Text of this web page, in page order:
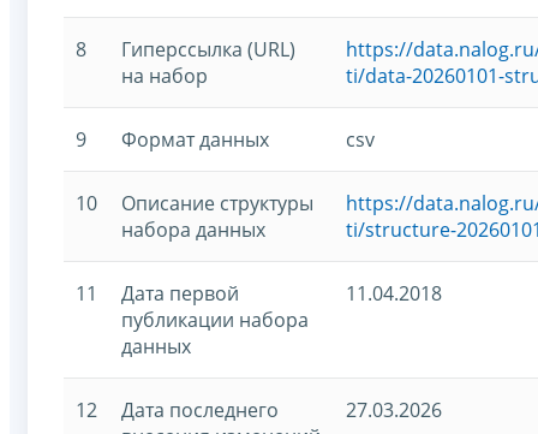
8
Гиперссылка (URL)
на набор
https://
ti/data-20260101-
9 Формат данных csv
10
Описание структуры
набора данных
https://
ti/structure-
11
Дата первой
публикации набора
данных
11.04.2018
12
Дата последнего
27.03.2026